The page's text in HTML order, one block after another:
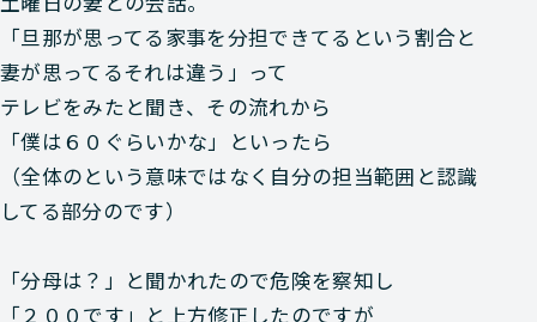
「旦那が思ってる家事を分担できてるという割合と
妻が思ってるそれは違う」って
テレビをみたと聞き、その流れから
「僕は６０ぐらいかな」といったら
（全体のという意味ではなく自分の担当範囲と認識
してる部分のです）
「分母は？」と聞かれたので危険を察知し
「２００です」と上方修正したのですが